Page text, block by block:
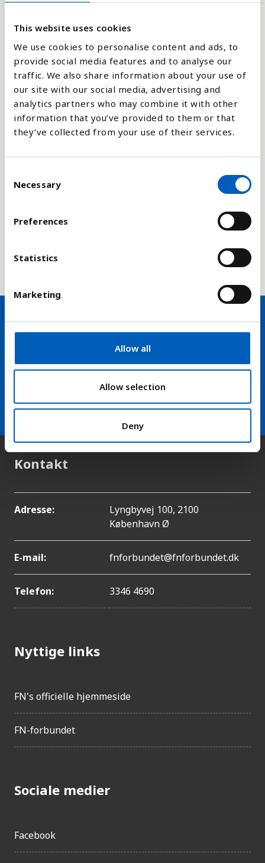
This website uses cookies
We use cookies to personalise content and ads, to
provide social media features and to analyse our
traffic. We also share information about your use of
our site with our social media, advertising and
analytics partners who may combine it with other
information that you’ve provided to them or that
they’ve collected from your use of their services.
Necessary
Preferences
Statistics
Marketing
Allow all
Allow selection
Deny
Sammenligne med:
Forklaring
Infrastruktur og økonomisk udvikling er afhængig
af informations- og kommunikationsteknologi.
delmål 9c1, at øge adgangen til informations- og
kommunikationsteknologi betydelig og arbejde for,
at de mindst udviklede lande får almen og rimelig
adgang til internettet inden 2020.
Hold dig opdateret på nyheder
fra FN-forbundet
Modtag vores nyhedsbrevarrow_forward
Kontakt
Adresse:
Lyngbyvej 100, 2100
København Ø
E-mail: fnforbundet@fnforbundet.dk
Telefon: 3346 4690
Nyttige links
FN's officielle hjemmeside
FN-forbundet
Sociale medier
Facebook